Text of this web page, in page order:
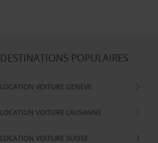
DESTINATIONS POPULAIRES
LOCATION VOITURE GENEVE
LOCATION VOITURE LAUSANNE
LOCATION VOITURE SUISSE